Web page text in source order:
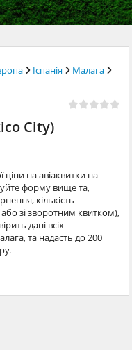
Іспанія
Малага
City)
на авіаквитки на
форму вище та,
кількість
зі зворотним квитком),
дані всіх
та надасть до 200